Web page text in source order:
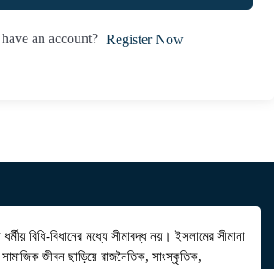
an account? Register Now
বিধি-বিধানের মধ্যে সীমাবদ্ধ নয়। ইসলামের সীমানা
জীবন ছাড়িয়ে রাজনৈতিক, সাংস্কৃতিক,